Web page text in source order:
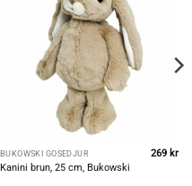
BUKOWSKI GOSEDJUR
Kanini brun, 25 cm, Bukowski
269kr